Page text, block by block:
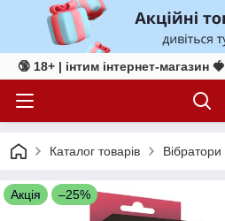
🔞 18+ | інтим інтернет-магазин 🍓
Каталог товарів Вібратори
Акція –25%